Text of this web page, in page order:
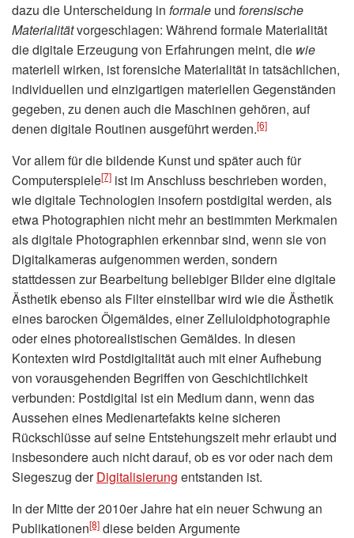
dazu die Unterscheidung in formale und forensische
Materialitätvorgeschlagen: Während formale Materialität
die digitale Erzeugung von Erfahrungen meint, die wie
materiell wirken, ist forensiche Materialität in tatsächlichen,
individuellen und einzigartigen materiellen Gegenständen
gegeben, zu denen auch die Maschinen gehören, auf
denen digitale Routinen ausgeführt werden.[6]
Vor allem für die bildende Kunst und später auch für
Computerspiele[7] ist im Anschluss beschrieben worden,
wie digitale Technologien insofern postdigital werden, als
etwa Photographien nicht mehr an bestimmten Merkmalen
als digitale Photographien erkennbar sind, wenn sie von
Digitalkameras aufgenommen werden, sondern
stattdessen zur Bearbeitung beliebiger Bilder eine digitale
Ästhetik ebenso als Filter einstellbar wird wie die Ästhetik
eines barocken Ölgemäldes, einer Zelluloidphotographie
oder eines photorealistischen Gemäldes. In diesen
Kontexten wird Postdigitalität auch mit einer Aufhebung
von vorausgehenden Begriffen von Geschichtlichkeit
verbunden: Postdigital ist ein Medium dann, wenn das
Aussehen eines Medienartefakts keine sicheren
Rückschlüsse auf seine Entstehungszeit mehr erlaubt und
insbesondere auch nicht darauf, ob es vor oder nach dem
Siegeszug derDigitalisierung entstanden ist.
In der Mitte der 2010er Jahre hat ein neuer Schwung an
Publikationen[8] diese beiden Argumente